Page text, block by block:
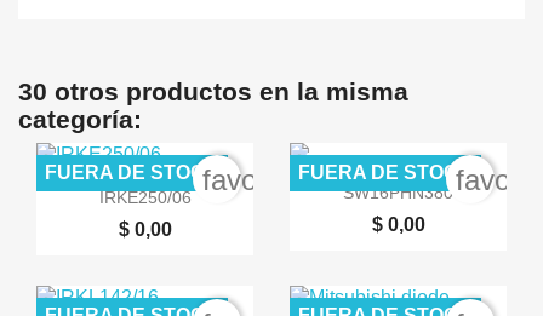
30 otros productos en la misma
categoría:
 Vista rápida
IRKE250/06
$ 0,00
FUERA DE STOCKfavorite_border
 Vista rápida
SW16PHN380
$ 0,00
FUERA DE STOCK